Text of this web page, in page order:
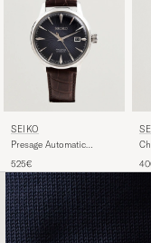
SEIKO
Presage Automatic
525€